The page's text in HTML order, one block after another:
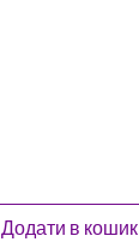
Додати в кошик